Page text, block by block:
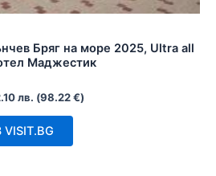
Бряг на море 2025, Ultra all
Маджестик
лв. (98.22€)